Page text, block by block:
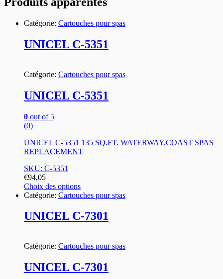
Catégorie: Cartouches pour spas
UNICEL C-5351
Catégorie: Cartouches pour spas
UNICEL C-5351
0 out of 5
(0)
UNICEL C-5351 135 SQ.FT. WATERWAY,COAST SPAS
REPLACEMENT
SKU: C-5351
€94,05
Choix des options
Catégorie: Cartouches pour spas
UNICEL C-7301
Catégorie: Cartouches pour spas
UNICEL C-7301